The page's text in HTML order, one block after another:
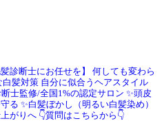
診断士にお任せを】
何しても変わら
白髪対策 自分に似合うヘアスタイル
士監修/全国1%の認定サロン ✨頭皮
る ✨白髪ぼかし（明るい白髪染め）
がりへ 👇質問はこちらから👇